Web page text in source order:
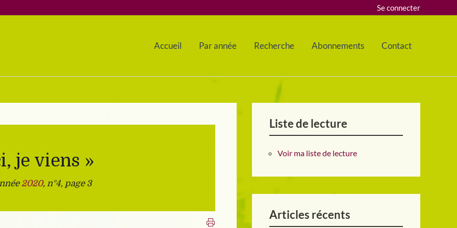
Se connecter
Accueil Par année Recherche Abonnements Contact
je viens »
2020, n°4, page 3
Liste de lecture
Voir ma liste de lecture
Articles récents